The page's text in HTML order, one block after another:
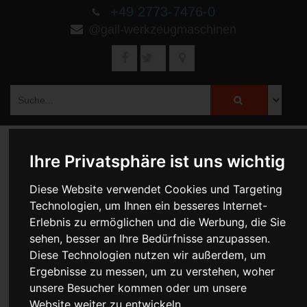
Ihre Privatsphäre ist uns wichtig
Diese Website verwendet Cookies und Targeting
Technologien, um Ihnen ein besseres Internet-
Erlebnis zu ermöglichen und die Werbung, die Sie
sehen, besser an Ihre Bedürfnisse anzupassen.
Diese Technologien nutzen wir außerdem, um
Ergebnisse zu messen, um zu verstehen, woher
unsere Besucher kommen oder um unsere
+49 2773-7476-0